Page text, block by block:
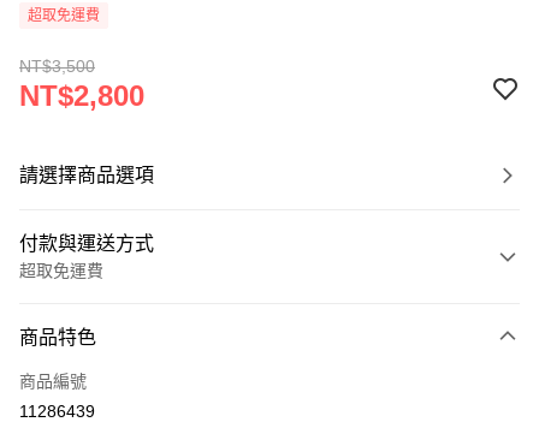
超取免運費
NT$3,500
NT$2,800
請選擇商品選項
付款與運送方式
超取免運費
信用卡一次付款
超商取貨付款
商品特色
商品編號
11286439